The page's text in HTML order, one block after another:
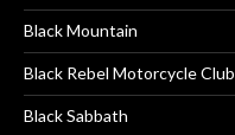
Black Mountain
Black Rebel Motorcycle Club
Black Sabbath